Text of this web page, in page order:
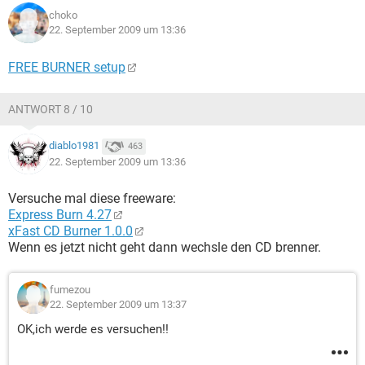
choko
22. September 2009 um 13:36
FREE BURNER setup
ANTWORT 8 / 10
diablo1981 463
22. September 2009 um 13:36
Versuche mal diese freeware:
Express Burn 4.27
xFast CD Burner 1.0.0
Wenn es jetzt nicht geht dann wechsle den CD brenner.
fumezou
22. September 2009 um 13:37
OK,ich werde es versuchen!!